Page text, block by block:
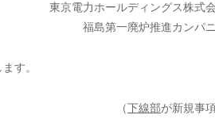
東京電力ホールディングス株式
福島第一廃炉推進カンパ
す。
（下線部が新規事